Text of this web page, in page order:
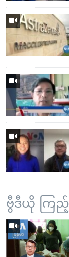
ဗွီဒီယို ကြ